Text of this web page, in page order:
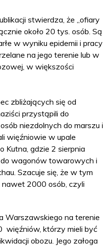
stwierdza, że „ofiary
około 20 tys. osób. Są
w wyniku epidemii i pracy
na jego terenie lub w
w większości
zbliżających się od
przystąpili do
niezdolnych do marszu i
więźniowie w upale
Kutna, gdzie 2 sierpnia
wagonów towarowych i
Szacuje się, że w tym
nawet 2000 osób, czyli
Warszawskiego na terenie
więźniów, którzy mieli być
obozu. Jego załoga